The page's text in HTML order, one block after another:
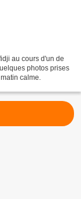
au cours d'un de
photos prises
calme.